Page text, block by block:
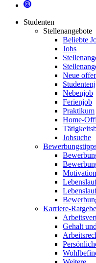
Studenten
Stellenangebote
Beliebte
Jobs
Neue
Nebenjob
Ferienjob
Praktikum
Home-
Jobsuche
Karriere-
Gehalt